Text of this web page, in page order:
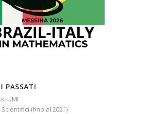
PASSATI
UMI
(fino al 2021)